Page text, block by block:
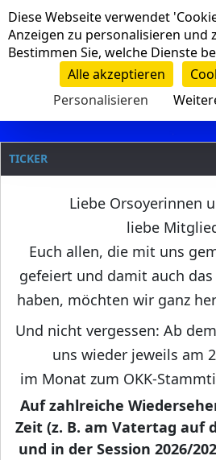
Navigation
Clanname
TICKER
Liebe Orsoyerinnen
liebe
Euch allen, die mit uns
gefeiert und damit auch
haben, möchten wir ganz
Und nicht vergessen: Ab
uns wieder jeweils am
im Monat zum OKK-
Auf zahlreiche
Zeit (z. B. am Vatertag auf
und in der Session 2026/
Cookie-Einstellungen
Diese Webseite verwendet
Anzeigen zu personalisieren und
Bestimmen Sie, welche Dienste
Alle akzeptieren
Personalisieren